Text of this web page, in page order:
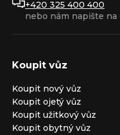
+420 325 400 400
nebo nám napište na
Koupit vůz
Koupit nový vůz
Koupit ojetý vůz
Koupit užitkový vůz
Koupit obytný vůz